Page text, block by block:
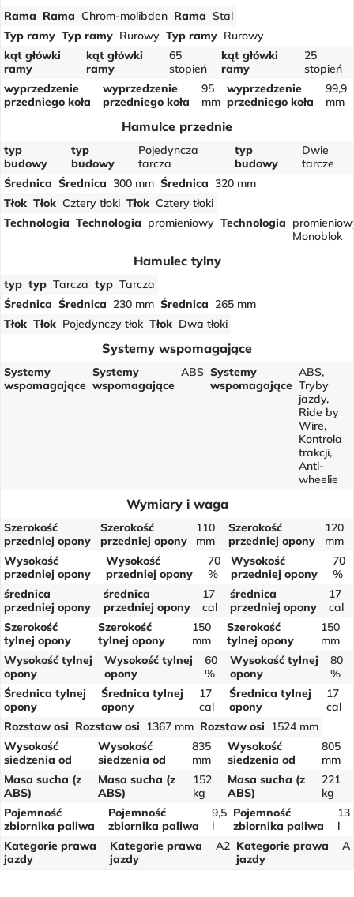
Rama Rama Chrom-molibden Rama Stal
Typ ramy Typ ramy Rurowy Typ ramy Rurowy
kąt główki
ramy
kąt główki
ramy
65
stopień
kąt główki
ramy
25
stopień
wyprzedzenie
przedniego koła
wyprzedzenie
przedniego koła
95
mm
wyprzedzenie
przedniego koła
99,9
mm
Hamulce przednie
typ
budowy
typ
budowy
Pojedyncza
tarcza
typ
budowy
Dwie
tarcze
Średnica Średnica 300 mm Średnica 320 mm
Tłok Tłok Cztery tłoki Tłok Cztery tłoki
Technologia Technologia promieniowy Technologia
Monoblok
Hamulec tylny
typ typ Tarcza typ Tarcza
Średnica Średnica 230 mm Średnica 265 mm
Tłok Tłok Pojedynczy tłok Tłok Dwa tłoki
Systemy wspomagające
Systemy
wspomagające
Systemy
wspomagające
ABS Systemy
wspomagające
ABS,
Tryby
jazdy,
Ride by
Wire,
Kontrola
trakcji,
Anti-
wheelie
Wymiary i waga
Szerokość
przedniej opony
Szerokość
przedniej opony
110
mm
Szerokość
przedniej opony
120
mm
Wysokość
przedniej opony
Wysokość
przedniej opony
70
%
Wysokość
przedniej opony
70
%
średnica
przedniej opony
średnica
przedniej opony
17
cal
średnica
przedniej opony
17
cal
Szerokość
tylnej opony
Szerokość
tylnej opony
150
mm
Szerokość
tylnej opony
150
mm
Wysokość tylnej
opony
Wysokość tylnej
opony
60
%
Wysokość tylnej
opony
80
%
Średnica tylnej
opony
Średnica tylnej
opony
17
cal
Średnica tylnej
opony
17
cal
Rozstaw osi Rozstaw osi 1367 mm Rozstaw osi
1524 mm
Wysokość
siedzenia od
Wysokość
siedzenia od
835
mm
Wysokość
siedzenia od
805
mm
Masa sucha (z
ABS)
Masa sucha (z
ABS)
152
kg
Masa sucha (z
ABS)
221
kg
Pojemność
zbiornika paliwa
Pojemność
zbiornika paliwa
9,5
l
Pojemność
zbiornika paliwa
13
l
Kategorie prawa
jazdy
Kategorie prawa
jazdy
A2 Kategorie prawa
jazdy
A